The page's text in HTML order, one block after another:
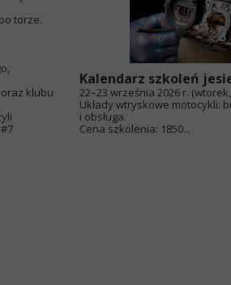
torze.
klubu
Kalendarz szkoleń
22–23 września 2026 r.
Układy wtryskowe motocykli:
i obsługa.
Cena szkolenia: 1850...